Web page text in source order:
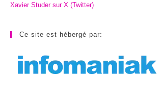
Xavier Studer sur X (Twitter)
Ce site est hébergé par: